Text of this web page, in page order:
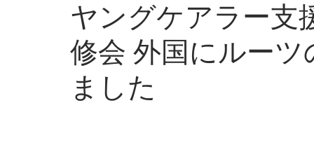
ヤングケアラー支
修会 外国にルー
ました